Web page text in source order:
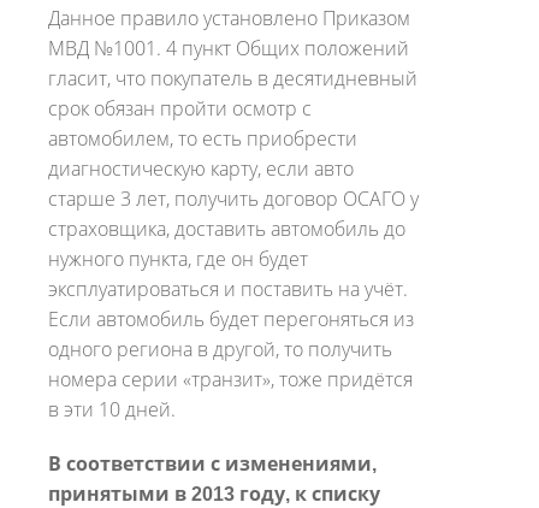
Данное правило установлено Приказом
МВД №1001. 4 пункт Общих положений
гласит, что покупатель в десятидневный
срок обязан пройти осмотр с
автомобилем, то есть приобрести
диагностическую карту, если авто
старше 3 лет, получить договор ОСАГО у
страховщика, доставить автомобиль до
нужного пункта, где он будет
эксплуатироваться и поставить на учёт.
Если автомобиль будет перегоняться из
одного региона в другой, то получить
номера серии «транзит», тоже придётся
в эти 10 дней.
В соответствии с изменениями,
принятыми в 2013 году, к списку